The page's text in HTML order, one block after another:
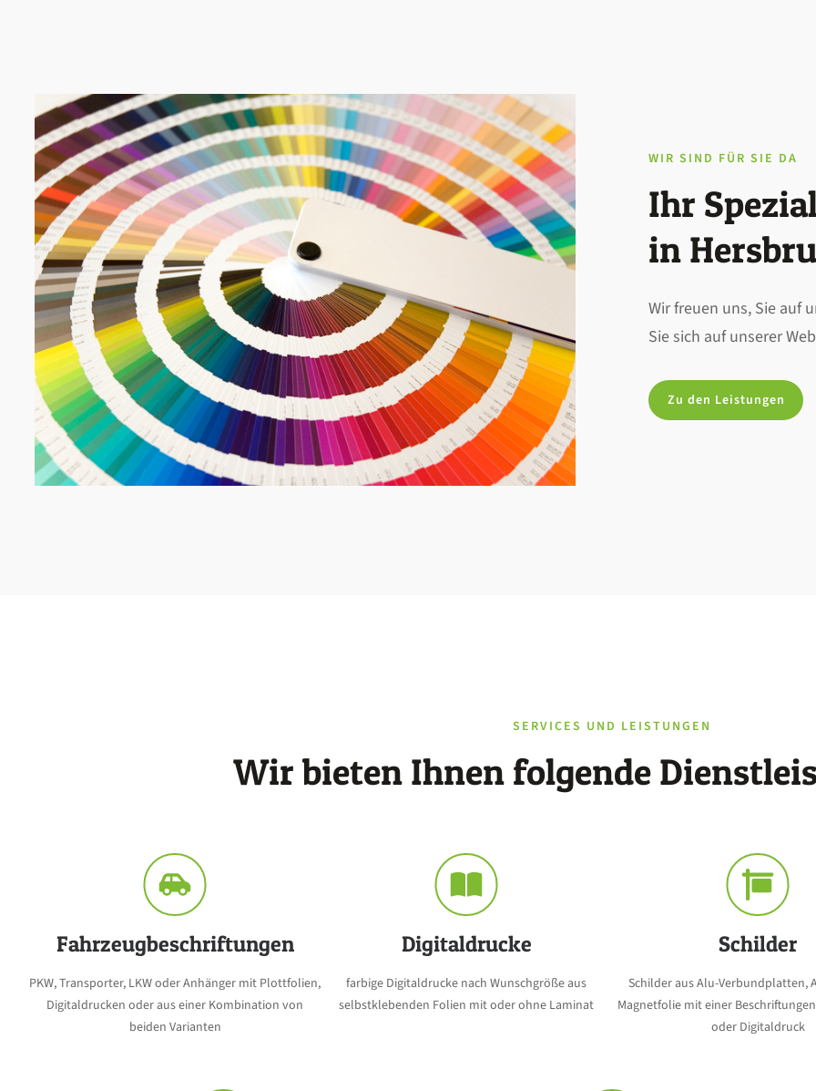
WIR SIND FÜR SIE DA
Ihr
in
Wir freuen uns, Sie auf
Sie sich auf unserer
Zu den Leistungen
SERVICES UND LEISTUNGEN
Wir bieten Ihnen folgende
Fahrzeugbeschriftungen
PKW, Transporter, LKW oder Anhänger mit Plottfolien,
Digitaldrucken oder aus einer Kombination von
beiden Varianten
Digitaldrucke
farbige Digitaldrucke nach Wunschgröße aus
selbstklebenden Folien mit oder ohne Laminat
Schilder
Schilder aus Alu-Verbundplatten,
Magnetfolie mit einer
oder Digitaldruck